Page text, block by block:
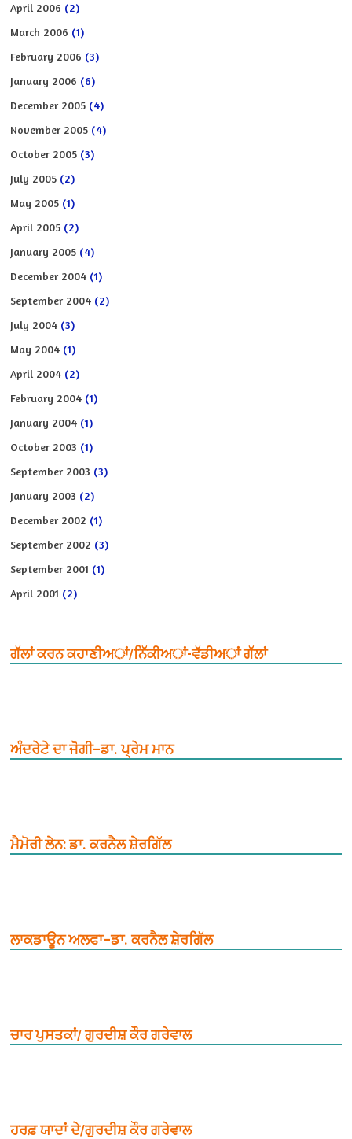
April 2006 (2)
March 2006 (1)
February 2006 (3)
January 2006 (6)
December 2005 (4)
November 2005 (4)
October 2005 (3)
July 2005 (2)
May 2005 (1)
April 2005 (2)
January 2005 (4)
December 2004 (1)
September 2004 (2)
July 2004 (3)
May 2004 (1)
April 2004 (2)
February 2004 (1)
January 2004 (1)
October 2003 (1)
September 2003 (3)
January 2003 (2)
December 2002 (1)
September 2002 (3)
September 2001 (1)
April 2001 (2)
ਗੱਲਾਂ ਕਰਨ ਕਹਾਣੀਅਾਂ/ਨਿੱਕੀਅਾਂ-ਵੱਡੀਅਾਂ ਗੱਲਾਂ
ਅੰਦਰੇਟੇ ਦਾ ਜੋਗੀ–ਡਾ. ਪ੍ਰੇਮ ਮਾਨ
ਮੈਮੋਰੀ ਲੇਨ: ਡਾ. ਕਰਨੈਲ ਸ਼ੇਰਗਿੱਲ
ਲਾਕਡਾਊਨ ਅਲਫਾ–ਡਾ. ਕਰਨੈਲ ਸ਼ੇਰਗਿੱਲ
ਚਾਰ ਪੁਸਤਕਾਂ/ ਗੁਰਦੀਸ਼ ਕੌਰ ਗਰੇਵਾਲ
ਹਰਫ਼ ਯਾਦਾਂ ਦੇ/ਗੁਰਦੀਸ਼ ਕੌਰ ਗਰੇਵਾਲ